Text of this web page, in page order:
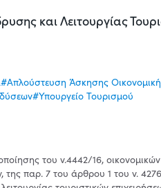
και Λειτουργίας
#Απλούστευση Άσκησης
#Υπουργείο Τουρισμού
του ν.4442/16,
της παρ. 7 του άρθρου 1 του ν.